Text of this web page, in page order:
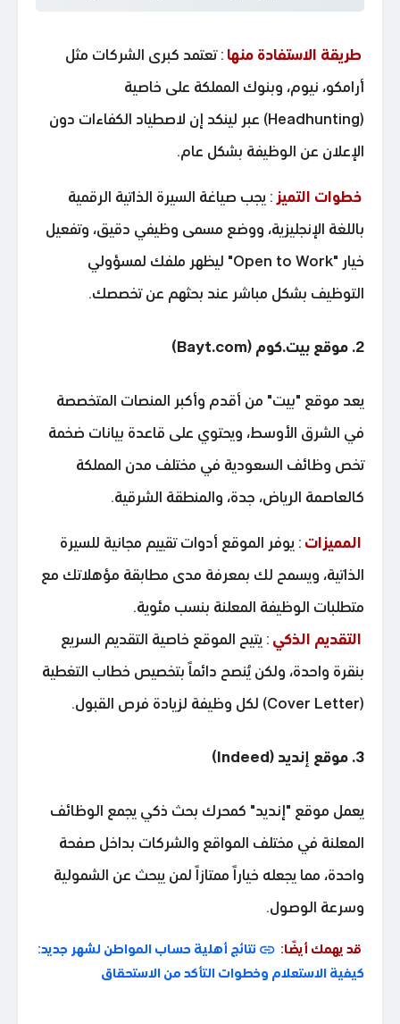
طريقة الاستفادة منها : تعتمد كبرى الشركات مثل
أرامكو، نيوم، وبنوك المملكة على خاصية
(Headhunting) عبر لينكد إن لاصطياد الكفاءات دون
الإعلان عن الوظيفة بشكل عام.
خطوات التميز : يجب صياغة السيرة الذاتية الرقمية
باللغة الإنجليزية، ووضع مسمى وظيفي دقيق، وتفعيل
خيار "Open to Work" ليظهر ملفك لمسؤولي
التوظيف بشكل مباشر عند بحثهم عن تخصصك.
2. موقع بيت.كوم (Bayt.com)
يعد موقع "بيت" من أقدم وأكبر المنصات المتخصصة
في الشرق الأوسط، ويحتوي على قاعدة بيانات ضخمة
تخص وظائف السعودية في مختلف مدن المملكة
كالعاصمة الرياض، جدة، والمنطقة الشرقية.
المميزات : يوفر الموقع أدوات تقييم مجانية للسيرة
الذاتية، ويسمح لك بمعرفة مدى مطابقة مؤهلاتك مع
متطلبات الوظيفة المعلنة بنسب مئوية.
التقديم الذكي : يتيح الموقع خاصية التقديم السريع
بنقرة واحدة، ولكن يُنصح دائماً بتخصيص خطاب التغطية
(Cover Letter) لكل وظيفة لزيادة فرص القبول.
3. موقع إنديد (Indeed)
يعمل موقع "إنديد" كمحرك بحث ذكي يجمع الوظائف
المعلنة في مختلف المواقع والشركات بداخل صفحة
واحدة، مما يجعله خياراً ممتازاً لمن يبحث عن الشمولية
وسرعة الوصول.
قد يهمك أيضًا:
نتائج أهلية حساب المواطن لشهر جديد:
كيفية الاستعلام وخطوات التأكد من الاستحقاق